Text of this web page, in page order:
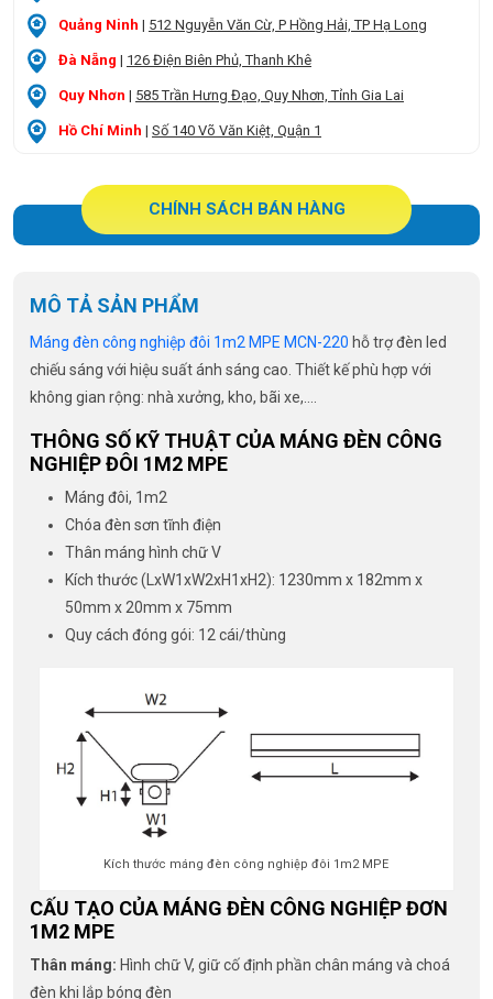
Quảng Ninh | 512 Nguyễn Văn Cừ, P Hồng Hải, TP Hạ Long
Đà Nẵng | 126 Điện Biên Phủ, Thanh Khê
Quy Nhơn | 585 Trần Hưng Đạo, Quy Nhơn, Tỉnh Gia Lai
Hồ Chí Minh | Số 140 Võ Văn Kiệt, Quận 1
CHÍNH SÁCH BÁN HÀNG
MÔ TẢ SẢN PHẨM
Máng đèn công nghiệp đôi 1m2 MPE MCN-220 hỗ trợ đèn led
chiếu sáng với hiệu suất ánh sáng cao. Thiết kế phù hợp với
không gian rộng: nhà xưởng, kho, bãi xe,….
THÔNG SỐ KỸ THUẬT CỦA MÁNG ĐÈN CÔNG
NGHIỆP ĐÔI 1M2 MPE
Máng đôi, 1m2
Chóa đèn sơn tĩnh điện
Thân máng hình chữ V
Kích thước (LxW1xW2xH1xH2): 1230mm x 182mm x
50mm x 20mm x 75mm
Quy cách đóng gói: 12 cái/thùng
Kích thước máng đèn công nghiệp đôi 1m2 MPE
CẤU TẠO CỦA MÁNG ĐÈN CÔNG NGHIỆP ĐƠN
1M2 MPE
Thân máng: Hình chữ V, giữ cố định phần chân máng và choá
đèn khi lắp bóng đèn